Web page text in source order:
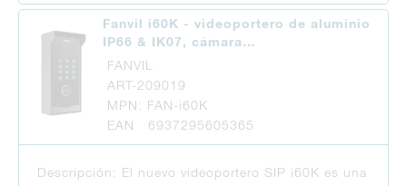
Fanvil i60K - videoportero de aluminio
IP66 & IK07, cámara…
FANVIL
ART-209019
MPN: FAN-i60K
EAN 6937295605365
Descripción: El nuevo videoportero SIP i60K es una